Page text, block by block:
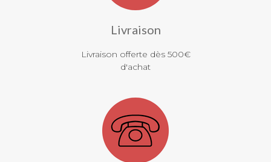
Livraison
Livraison offerte dès 500€
d'achat